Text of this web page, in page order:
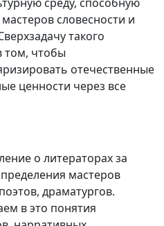
словесности и
такого
том, чтобы
отечественные
ценности через все
о литераторах за
мастеров
драматургов.
в это понятия